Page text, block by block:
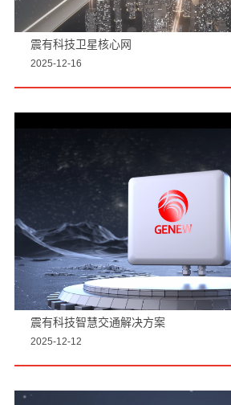
震有科技卫星核心网
2025-12-16
震有科技智慧交通解决方案
2025-12-12